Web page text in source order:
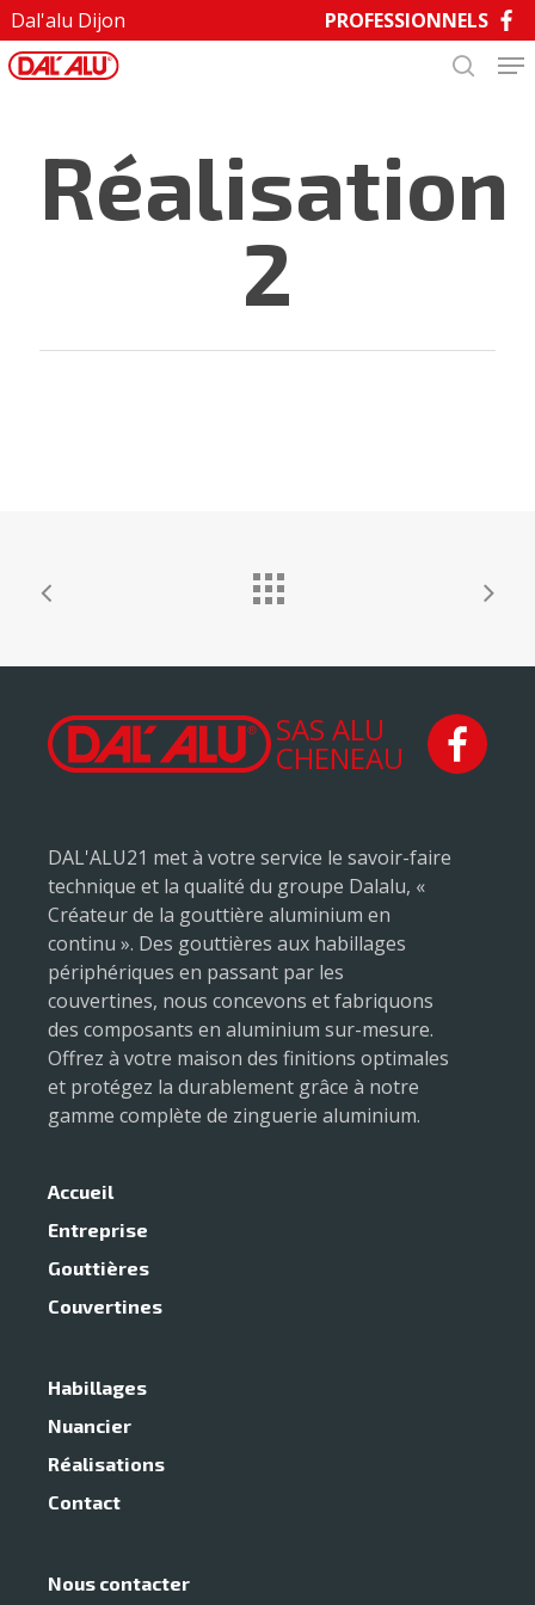
Skip
to
main
Dal'alu Dijon PROFESSIONNELS
Réalisation
2
SAS ALU
CHENEAU
DAL'ALU21 met à votre service le savoir-faire
technique et la qualité du groupe Dalalu, «
Créateur de la gouttière aluminium en
continu ». Des gouttières aux habillages
périphériques en passant par les
couvertines, nous concevons et fabriquons
des composants en aluminium sur-mesure.
Offrez à votre maison des finitions optimales
et protégez la durablement grâce à notre
gamme complète de zinguerie aluminium.
Accueil
Entreprise
Gouttières
Couvertines
Habillages
Nuancier
Réalisations
Contact
Nous contacter
Close